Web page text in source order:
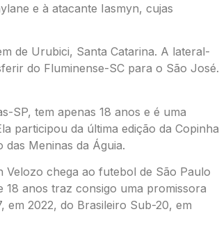
e à atacante Iasmyn, cujas
de Urubici, Santa Catarina. A lateral-
do Fluminense-SC para o São José.
SP, tem apenas 18 anos e é uma
participou da última edição da Copinha
Meninas da Águia.
Velozo chega ao futebol de São Paulo
18 anos traz consigo uma promissora
em 2022, do Brasileiro Sub-20, em